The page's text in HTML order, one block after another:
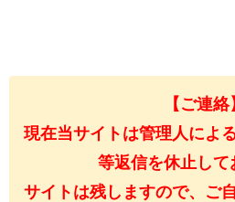
【ご連絡
現在当サイトは管理人によ
等返信を休止して
サイトは残しますので、ご